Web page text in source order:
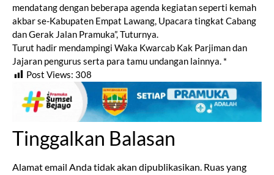
mendatang dengan beberapa agenda kegiatan seperti kemah
akbar se-Kabupaten Empat Lawang, Upacara tingkat Cabang
dan Gerak Jalan Pramuka”, Tuturnya.
Turut hadir mendampingi Waka Kwarcab Kak Parjiman dan
Jajaran pengurus serta para tamu undangan lainnya. *
Post Views: 308
Tinggalkan Balasan
Alamat email Anda tidak akan dipublikasikan. Ruas yang